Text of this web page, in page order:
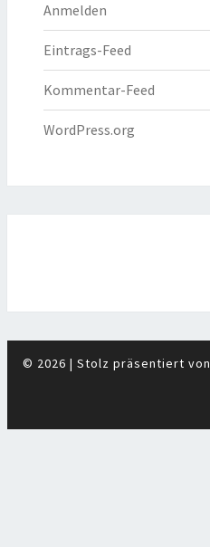
Anmelden
Eintrags-Feed
Kommentar-Feed
WordPress.org
© 2026 | Stolz präsentiert von